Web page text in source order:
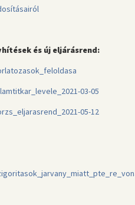
és új eljárásrend:
03-05
05-12